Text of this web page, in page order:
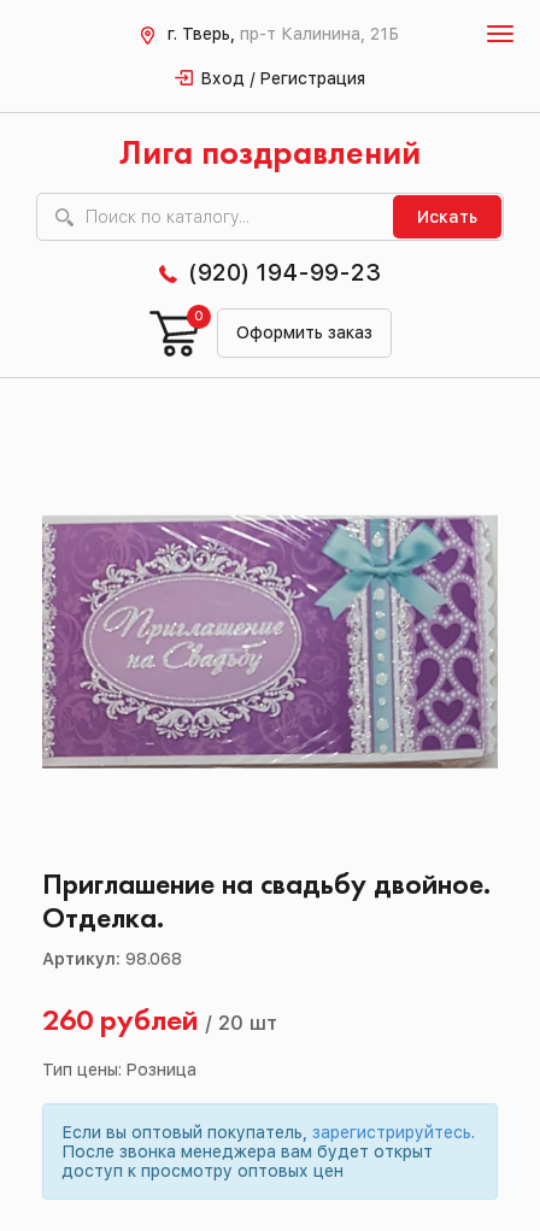
г. Тверь, пр-т Калинина, 21Б
Вход / Регистрация
Лига поздравлений
Искать
(920) 194-99-23
Оформить заказ
0
Приглашение на свадьбу двойное.
Отделка.
Артикул: 98.068
260 рублей / 20 шт
Тип цены: Розница
Если вы оптовый покупатель, зарегистрируйтесь.
После звонка менеджера вам будет открыт
доступ к просмотру оптовых цен